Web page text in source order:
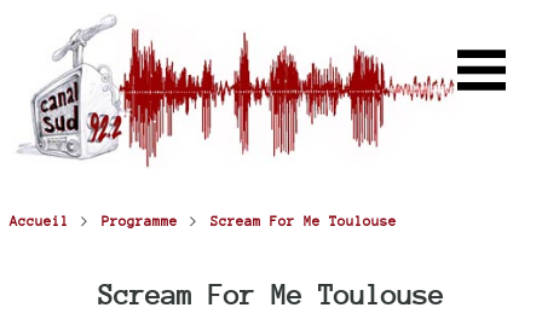
Accueil > Programme > Scream For Me Toulouse
Scream For Me Toulouse